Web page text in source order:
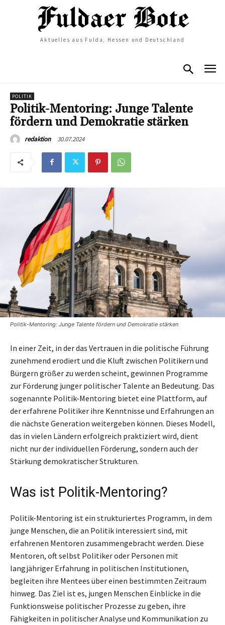
Aktuelles aus Fulda, Hessen und Deutschland
POLITIK
Politik-Mentoring: Junge Talente
fördern und Demokratie stärken
redaktion 30.07.2024
Politik-Mentoring: Junge Talente fördern und Demokratie stärken
In einer Zeit, in der das Vertrauen in die politische Führung
zunehmend erodiert und die Kluft zwischen Politikern und
Bürgern größer zu werden scheint, gewinnen Programme
zur Förderung junger politischer Talente an Bedeutung. Das
sogenannte Politik-Mentoring bietet eine Plattform, auf
der erfahrene Politiker ihre Kenntnisse und Erfahrungen an
die nächste Generation weitergeben können. Dieses Modell,
das in vielen Ländern erfolgreich praktiziert wird, dient
nicht nur der individuellen Förderung, sondern auch der
Stärkung demokratischer Strukturen.
Was ist Politik-Mentoring?
Politik-Mentoring ist ein strukturiertes Programm, in dem
junge Menschen, die an Politik interessiert sind, mit
erfahrenen Mentoren zusammengebracht werden. Diese
Mentoren, oft selbst Politiker oder Personen mit
langjähriger Erfahrung in politischen Institutionen,
begleiten ihre Mentees über einen bestimmten Zeitraum
hinweg. Das Ziel ist es, jungen Menschen Einblicke in die
Funktionsweise politischer Prozesse zu geben, ihre
Fähigkeiten in politischer Analyse und Kommunikation zu